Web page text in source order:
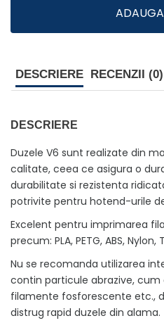
DESCRIERE RECENZII (0)
DESCRIERE
Duzele V6 sunt realizate din
calitate, ceea ce asigura o
durabilitate si rezistenta
potrivite pentru hotend-urile
Excelent pentru imprimarea
precum: PLA, PETG, ABS, Nylon,
Nu se recomanda utilizarea
contin particule abrazive, cum
filamente fosforescente etc.,
distrug rapid duzele din alama.